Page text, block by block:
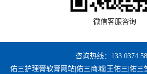
微信客服咨询
咨询热线：133 0374
佑三护理膏软膏网站|佑三商城|王佑三|佑